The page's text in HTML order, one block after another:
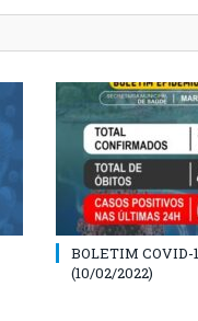
BOLETIM COVID-
(10/02/2022)